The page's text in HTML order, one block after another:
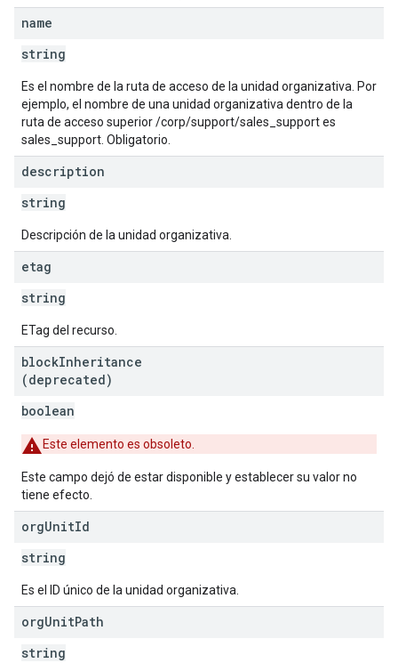
name
string
Es el nombre de la ruta de acceso de la unidad organizativa. Por
ejemplo, el nombre de una unidad organizativa dentro de la
ruta de acceso superior /corp/support/sales_support es
sales_support. Obligatorio.
description
string
Descripción de la unidad organizativa.
etag
string
ETag del recurso.
blockInheritance
(deprecated)
boolean
Este elemento es obsoleto.
Este campo dejó de estar disponible y establecer su valor no
tiene efecto.
orgUnitId
string
Es el ID único de la unidad organizativa.
orgUnitPath
string